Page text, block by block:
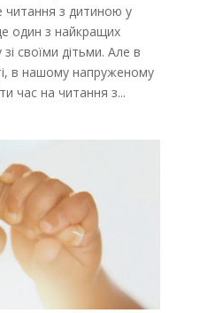
читання з дитиною у
один з найкращих
своїми дітьми. Але в
в нашому напруженому
час на читання з...